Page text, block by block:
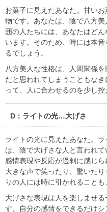
お菓子に見えたあなた。甘い
物です。あなたは、陰で八方
囲の人たちには、あなたはど
います。そのため、時には本
るでしょう。
八方美人な性格は、人間関係
だと思われてしまうこともな
って、人に合わせるのを少し控
D：ライトの光…大げさ
ライトの光に見えたあなた。
は、陰で大げさな人と言われて
感情表現や反応が過剰に感じら
大きな声で笑ったり、驚いた
りの人には時に引かれることも
大げさな表現は人を楽しませ
す。自分の感情をできるだけ